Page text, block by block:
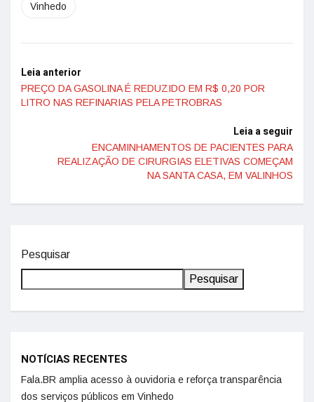
Vinhedo
Leia anterior
PREÇO DA GASOLINA É REDUZIDO EM R$ 0,20 POR
LITRO NAS REFINARIAS PELA PETROBRAS
Leia a seguir
ENCAMINHAMENTOS DE PACIENTES PARA
REALIZAÇÃO DE CIRURGIAS ELETIVAS COMEÇAM
NA SANTA CASA, EM VALINHOS
Pesquisar
Pesquisar
NOTÍCIAS RECENTES
Fala.BR amplia acesso à ouvidoria e reforça transparência
dos serviços públicos em Vinhedo